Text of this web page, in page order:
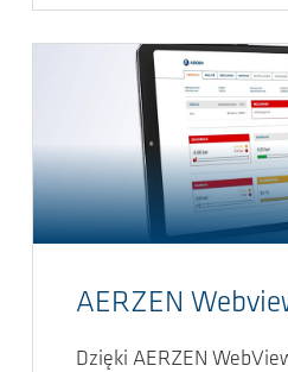
AERZEN
Dzięki AERZEN